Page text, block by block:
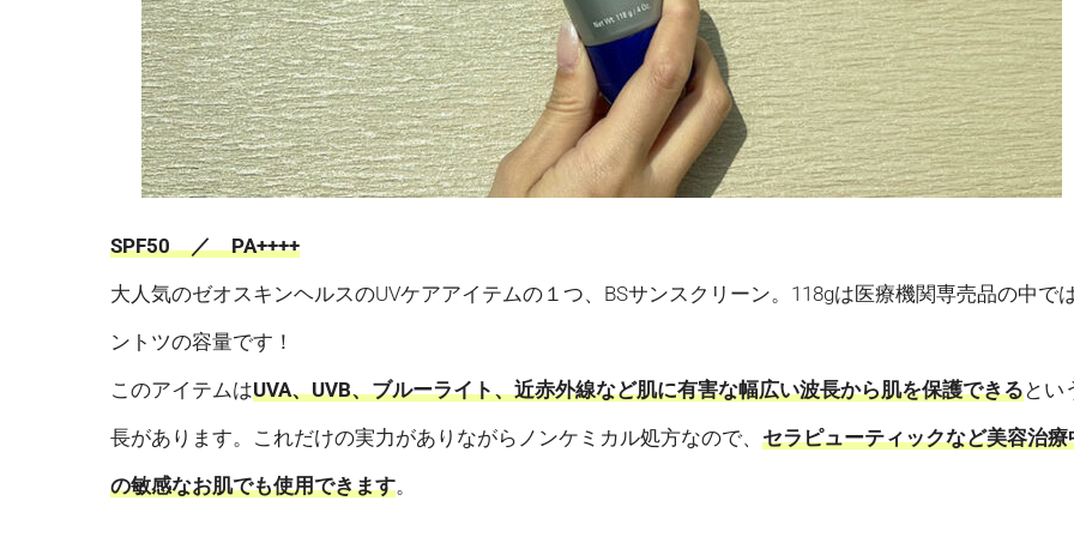
SPF50 ／ PA++++
大人気のゼオスキンヘルスのUVケアアイテムの１つ、BSサンスクリーン。118gは医療機関専売品の中で
ントツの容量です！
このアイテムはUVA、UVB、ブルーライト、近赤外線など肌に有害な幅広い波長から肌を保護できるとい
長があります。これだけの実力がありながらノンケミカル処方なので、 セラピューティックなど美容治療
の敏感なお肌でも使用できます。